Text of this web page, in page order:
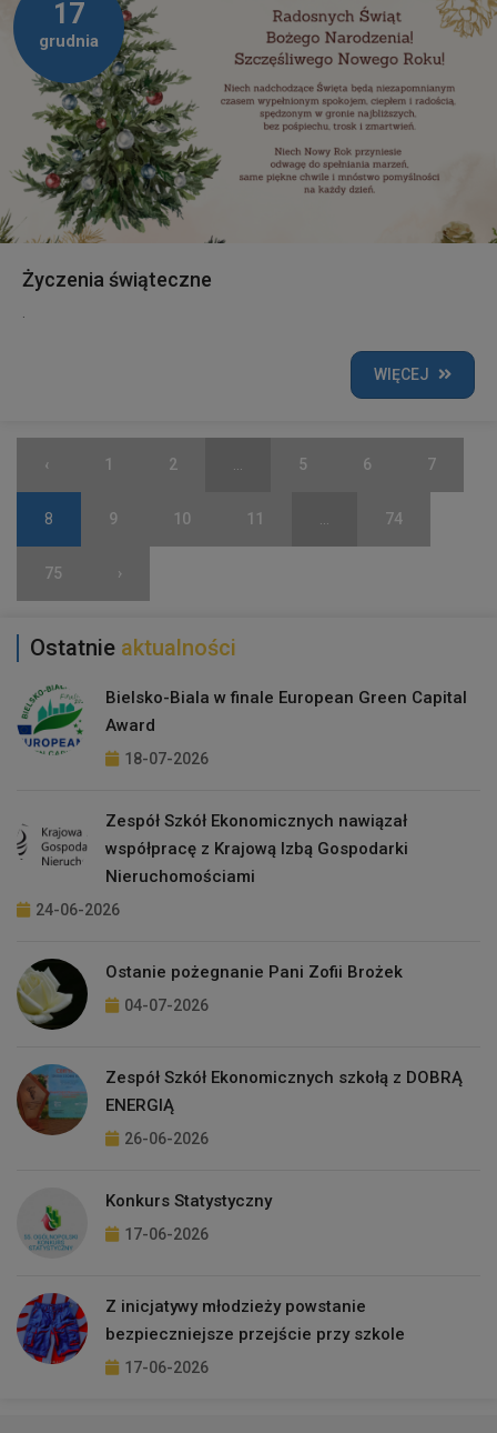
17
grudnia
Życzenia świąteczne
.
WIĘCEJ
‹ 1 2 ... 5 6 7
8 9 10 11 ... 74
75 ›
Ostatnie aktualności
Bielsko-Biala w finale European Green Capital
Award
18-07-2026
Zespół Szkół Ekonomicznych nawiązał
współpracę z Krajową Izbą Gospodarki
Nieruchomościami
24-06-2026
Ostanie pożegnanie Pani Zofii Brożek
04-07-2026
Zespół Szkół Ekonomicznych szkołą z DOBRĄ
ENERGIĄ
26-06-2026
Konkurs Statystyczny
17-06-2026
Z inicjatywy młodzieży powstanie
bezpieczniejsze przejście przy szkole
17-06-2026